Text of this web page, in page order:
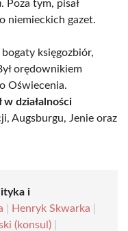
. Poza tym, pisał
niemieckich gazet.
księgozbiór,
orędownikiem
Oświecenia.
działalności
Augsburgu, Jenie oraz
i
Henryk Skwarka
(konsul)